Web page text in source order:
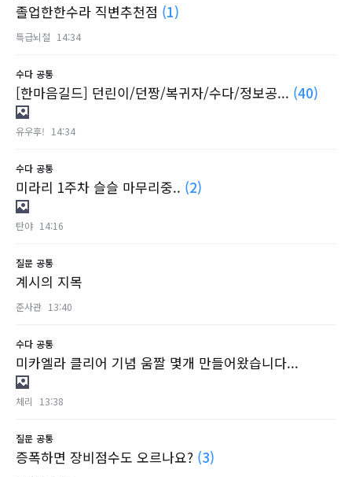
졸업한한수라 직변추천점 (1)
특급뇌절 14:34
수다 공통
[한마음길드] 던린이/던짱/복귀자/수다/정보공... (40)
유우후! 14:34
수다 공통
미라리 1주차 슬슬 마무리중.. (2)
탄야 14:16
질문 공통
계시의 지목
준사관 13:40
수다 공통
미카엘라 클리어 기념 움짤 몇개 만들어왔습니다...
체리 13:38
질문 공통
증폭하면 장비점수도 오르나요? (3)